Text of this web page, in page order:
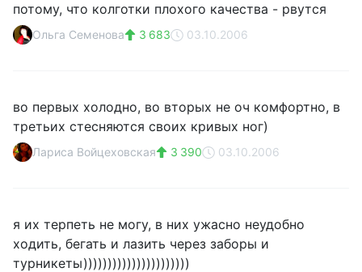
потому, что колготки плохого качества - рвутся
Ольга Семенова 3 683 03.10.2006
во первых холодно, во вторых не оч комфортно, в
третьих стесняются своих кривых ног)
Лариса Войцеховская 3 390 03.10.2006
я их терпеть не могу, в них ужасно неудобно
ходить, бегать и лазить через заборы и
турникеты))))))))))))))))))))))